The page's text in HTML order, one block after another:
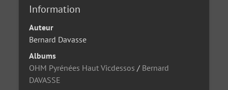
Information
Auteur
Bernard Davasse
Albums
OHM Pyrénées Haut Vicdessos / Bernard
DAVASSE